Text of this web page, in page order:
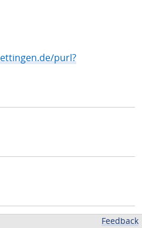
purl?
UniversitätsbibliothekFeedback